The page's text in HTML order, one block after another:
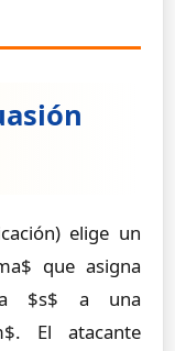
elige un
que asigna
$s$ a una
El atacante